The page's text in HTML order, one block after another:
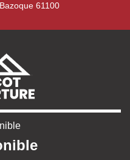
61100